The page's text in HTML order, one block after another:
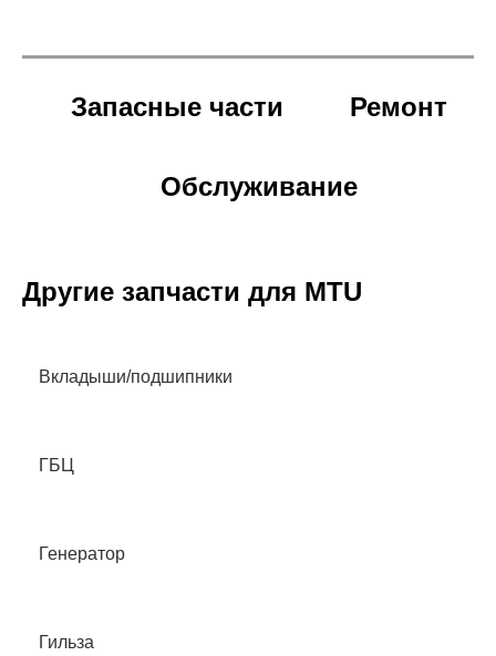
Запасные части Ремонт
Обслуживание
Другие запчасти для MTU
Вкладыши/подшипники
ГБЦ
Генератор
Гильза